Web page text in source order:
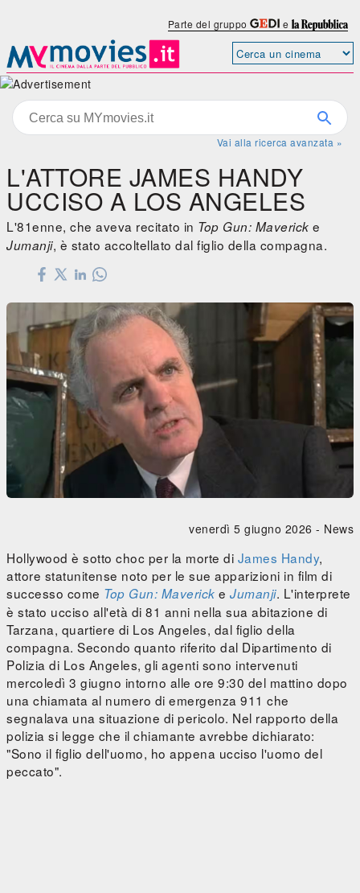
Parte del gruppo e
Vai alla ricerca avanzata »
L'ATTORE JAMES HANDY
UCCISO A LOS ANGELES
L'81enne, che aveva recitato in Top Gun: Maverick e
Jumanji, è stato accoltellato dal figlio della compagna.
venerdì 5 giugno 2026 - News
Hollywood è sotto choc per la morte di James Handy,
attore statunitense noto per le sue apparizioni in film di
successo come Top Gun: Maverick e Jumanji. L'interprete
è stato ucciso all'età di 81 anni nella sua abitazione di
Tarzana, quartiere di Los Angeles, dal figlio della
compagna. Secondo quanto riferito dal Dipartimento di
Polizia di Los Angeles, gli agenti sono intervenuti
mercoledì 3 giugno intorno alle ore 9:30 del mattino dopo
una chiamata al numero di emergenza 911 che
segnalava una situazione di pericolo. Nel rapporto della
polizia si legge che il chiamante avrebbe dichiarato:
"Sono il figlio dell'uomo, ho appena ucciso l'uomo del
peccato".